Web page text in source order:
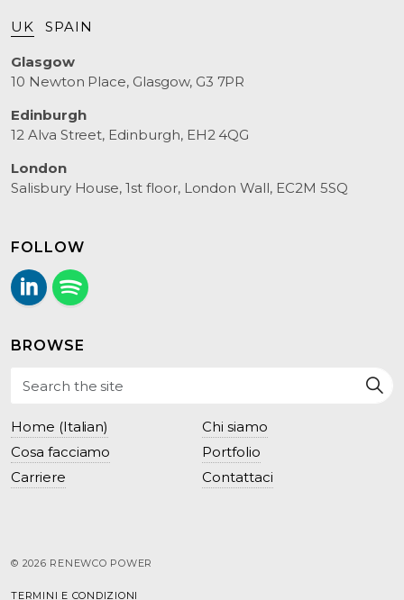
UK SPAIN
Glasgow
10 Newton Place, Glasgow, G3 7PR
Edinburgh
12 Alva Street, Edinburgh, EH2 4QG
London
Salisbury House, 1st floor, London Wall, EC2M 5SQ
FOLLOW
BROWSE
Home (Italian)
Chi siamo
Cosa facciamo
Portfolio
Carriere
Contattaci
© 2026 RENEWCO POWER
TERMINI E CONDIZIONI